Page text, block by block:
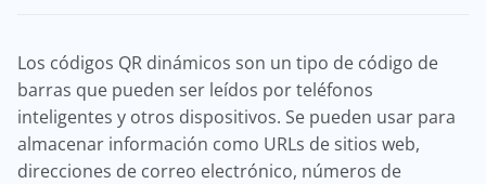
Los códigos QR dinámicos son un tipo de código de
barras que pueden ser leídos por teléfonos
inteligentes y otros dispositivos. Se pueden usar para
almacenar información como URLs de sitios web,
direcciones de correo electrónico, números de